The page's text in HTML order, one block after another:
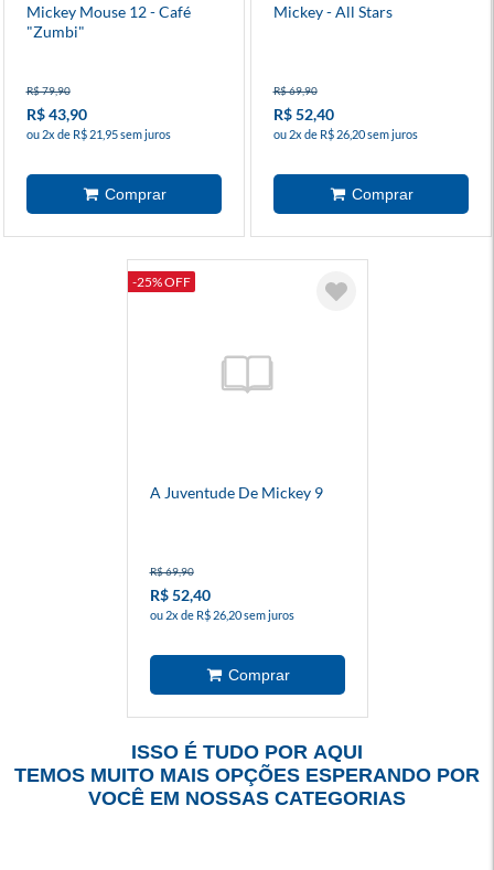
Mickey Mouse 12 - Café
"Zumbi"
R$ 79,90
R$ 43,90
ou 2x de R$ 21,95 sem juros
Mickey - All Stars
R$ 69,90
R$ 52,40
ou 2x de R$ 26,20 sem juros
-25% OFF
A Juventude De Mickey 9
R$ 69,90
R$ 52,40
ou 2x de R$ 26,20 sem juros
ISSO É TUDO POR AQUI
TEMOS MUITO MAIS OPÇÕES ESPERANDO POR
VOCÊ EM NOSSAS CATEGORIAS